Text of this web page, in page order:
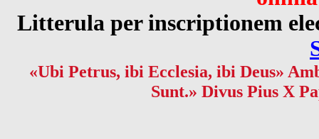
Litterula per inscriptionem
«Ubi Petrus, ibi Ecclesia, ibi Deus»
Sunt.» Divus Pius X